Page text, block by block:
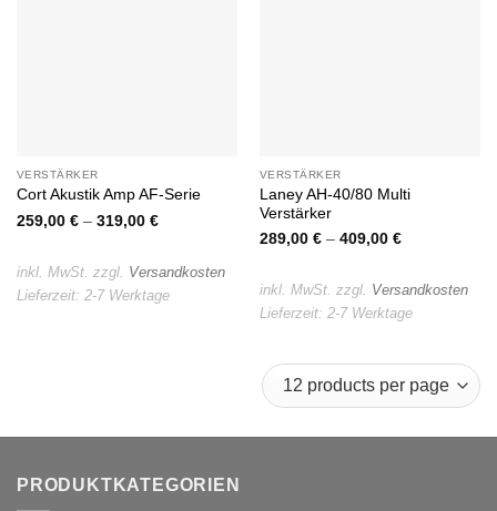
VERSTÄRKER
Cort Akustik Amp AF-Serie
259,00 €– 319,00 €
inkl. MwSt. zzgl. Versandkosten
Lieferzeit: 2-7 Werktage
VERSTÄRKER
Laney AH-40/80 Multi
Verstärker
289,00 €– 409,00 €
inkl. MwSt. zzgl. Versandkosten
Lieferzeit: 2-7 Werktage
PRODUKTKATEGORIEN